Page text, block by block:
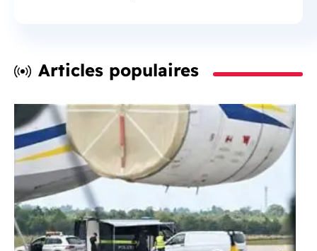
Articles populaires